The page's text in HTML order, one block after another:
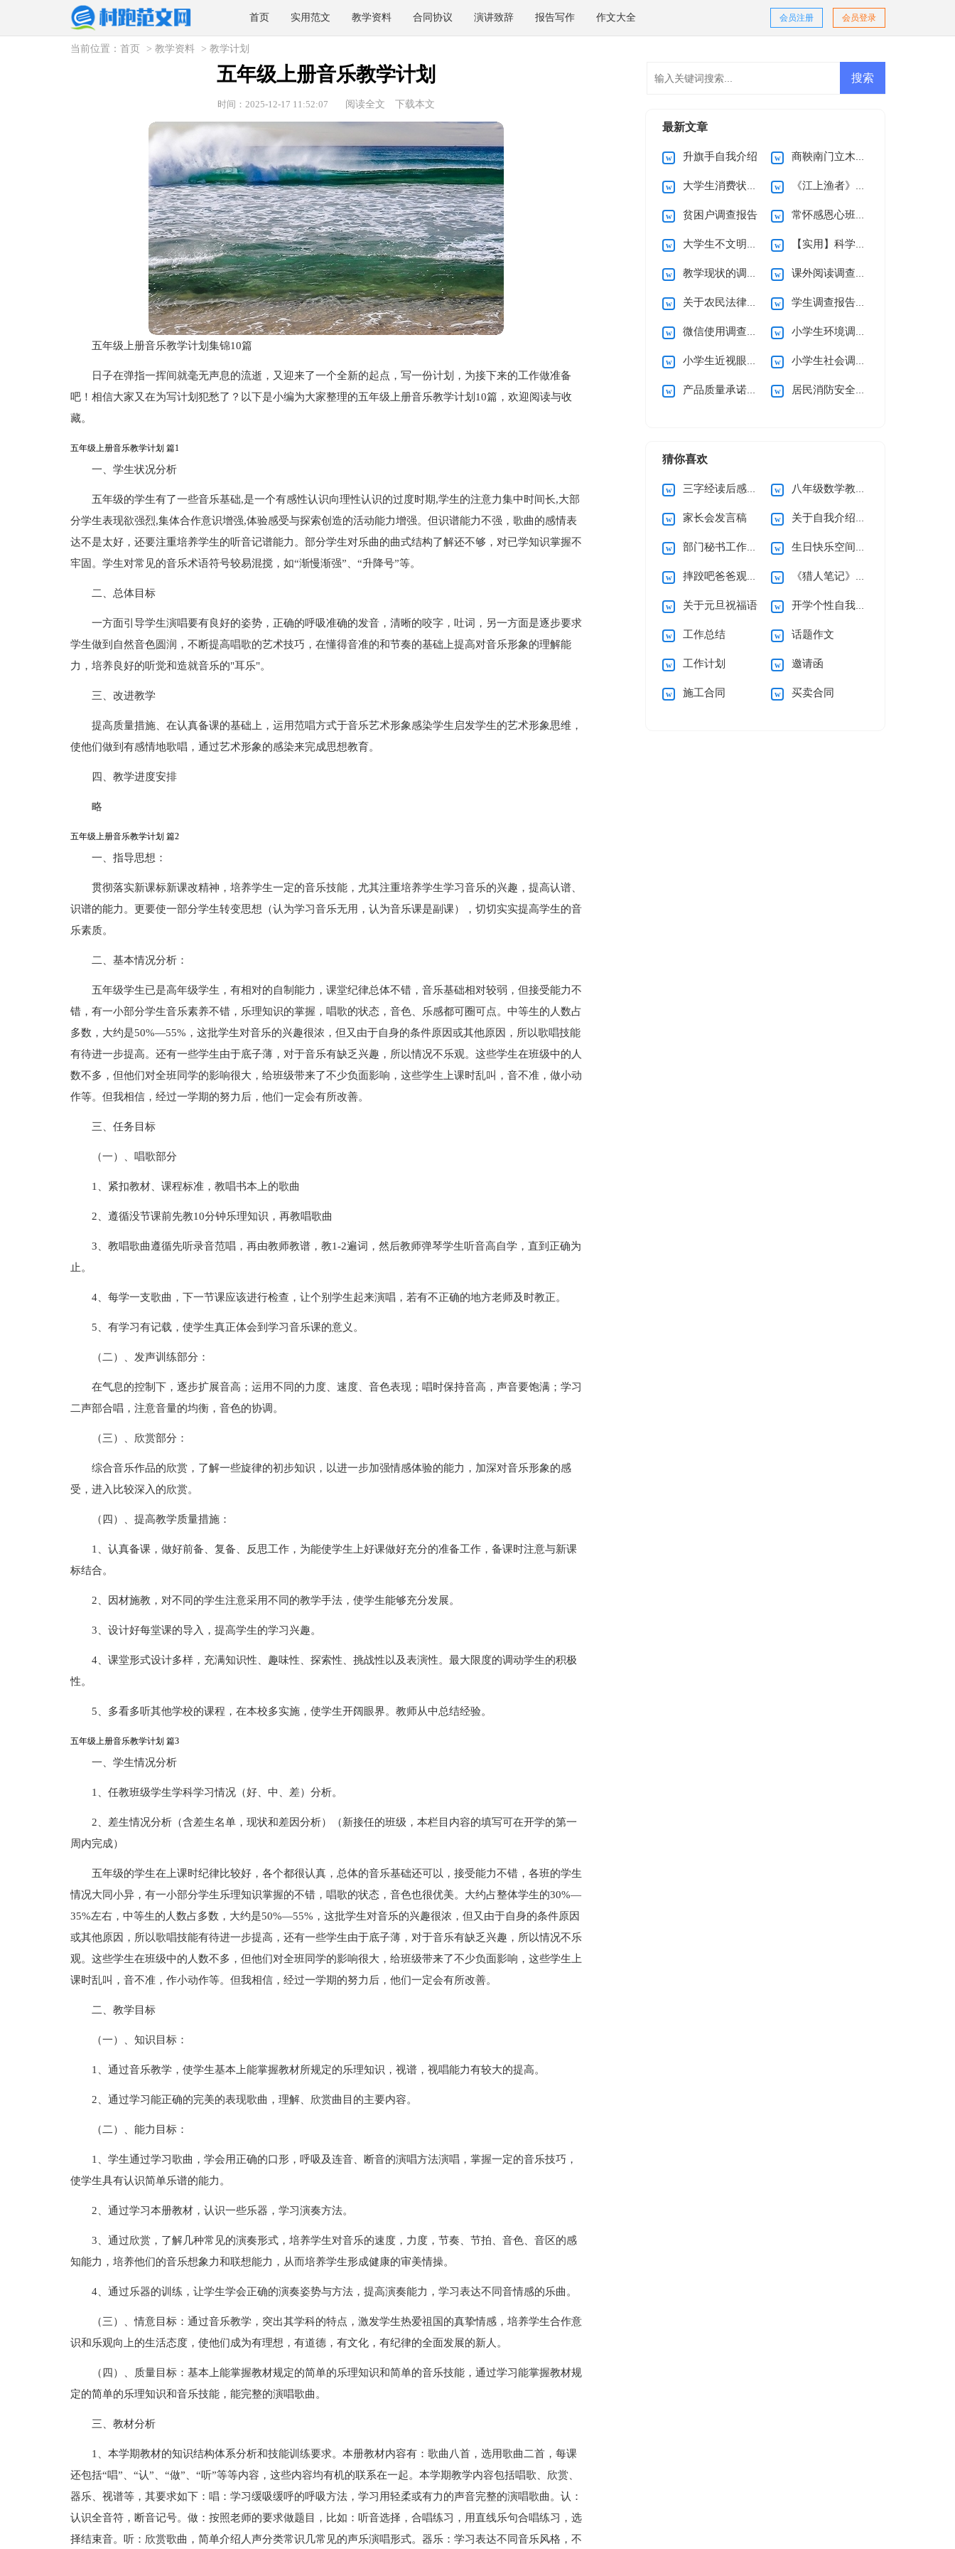
首页 实用范文 教学资料 合同协议 演讲致辞 报告写作 作文大全 会员登录
会员注册
当前位置： 首页 > 教学资料 > 教学计划
五年级上册音乐教学计划
时间：2025-12-17 11:52:07 阅读全文 下载本文
五年级上册音乐教学计划集锦10篇
日子在弹指一挥间就毫无声息的流逝，又迎来了一个全新的起点，写一份计划，为接下来的工作做准备
吧！相信大家又在为写计划犯愁了？以下是小编为大家整理的五年级上册音乐教学计划10篇，欢迎阅读与收
藏。
五年级上册音乐教学计划 篇1
一、学生状况分析
五年级的学生有了一些音乐基础,是一个有感性认识向理性认识的过度时期,学生的注意力集中时间长,大部
分学生表现欲强烈,集体合作意识增强,体验感受与探索创造的活动能力增强。但识谱能力不强，歌曲的感情表
达不是太好，还要注重培养学生的听音记谱能力。部分学生对乐曲的曲式结构了解还不够，对已学知识掌握不
牢固。学生对常见的音乐术语符号较易混搅，如“渐慢渐强”、“升降号”等。
二、总体目标
一方面引导学生演唱要有良好的姿势，正确的呼吸准确的发音，清晰的咬字，吐词，另一方面是逐步要求
学生做到自然音色圆润，不断提高唱歌的艺术技巧，在懂得音准的和节奏的基础上提高对音乐形象的理解能
力，培养良好的听觉和造就音乐的"耳乐"。
三、改进教学
提高质量措施、在认真备课的基础上，运用范唱方式于音乐艺术形象感染学生启发学生的艺术形象思维，
使他们做到有感情地歌唱，通过艺术形象的感染来完成思想教育。
四、教学进度安排
略
五年级上册音乐教学计划 篇2
一、指导思想：
贯彻落实新课标新课改精神，培养学生一定的音乐技能，尤其注重培养学生学习音乐的兴趣，提高认谱、
识谱的能力。更要使一部分学生转变思想（认为学习音乐无用，认为音乐课是副课），切切实实提高学生的音
乐素质。
二、基本情况分析：
五年级学生已是高年级学生，有相对的自制能力，课堂纪律总体不错，音乐基础相对较弱，但接受能力不
错，有一小部分学生音乐素养不错，乐理知识的掌握，唱歌的状态，音色、乐感都可圈可点。中等生的人数占
多数，大约是50%—55%，这批学生对音乐的兴趣很浓，但又由于自身的条件原因或其他原因，所以歌唱技能
有待进一步提高。还有一些学生由于底子薄，对于音乐有缺乏兴趣，所以情况不乐观。这些学生在班级中的人
数不多，但他们对全班同学的影响很大，给班级带来了不少负面影响，这些学生上课时乱叫，音不准，做小动
作等。但我相信，经过一学期的努力后，他们一定会有所改善。
三、任务目标
（一）、唱歌部分
1、紧扣教材、课程标准，教唱书本上的歌曲
2、遵循没节课前先教10分钟乐理知识，再教唱歌曲
3、教唱歌曲遵循先听录音范唱，再由教师教谱，教1-2遍词，然后教师弹琴学生听音高自学，直到正确为
止。
4、每学一支歌曲，下一节课应该进行检查，让个别学生起来演唱，若有不正确的地方老师及时教正。
5、有学习有记载，使学生真正体会到学习音乐课的意义。
（二）、发声训练部分：
在气息的控制下，逐步扩展音高；运用不同的力度、速度、音色表现；唱时保持音高，声音要饱满；学习
二声部合唱，注意音量的均衡，音色的协调。
（三）、欣赏部分：
综合音乐作品的欣赏，了解一些旋律的初步知识，以进一步加强情感体验的能力，加深对音乐形象的感
受，进入比较深入的欣赏。
（四）、提高教学质量措施：
1、认真备课，做好前备、复备、反思工作，为能使学生上好课做好充分的准备工作，备课时注意与新课
标结合。
2、因材施教，对不同的学生注意采用不同的教学手法，使学生能够充分发展。
3、设计好每堂课的导入，提高学生的学习兴趣。
4、课堂形式设计多样，充满知识性、趣味性、探索性、挑战性以及表演性。最大限度的调动学生的积极
性。
5、多看多听其他学校的课程，在本校多实施，使学生开阔眼界。教师从中总结经验。
五年级上册音乐教学计划 篇3
一、学生情况分析
1、任教班级学生学科学习情况（好、中、差）分析。
2、差生情况分析（含差生名单，现状和差因分析）（新接任的班级，本栏目内容的填写可在开学的第一
周内完成）
五年级的学生在上课时纪律比较好，各个都很认真，总体的音乐基础还可以，接受能力不错，各班的学生
情况大同小异，有一小部分学生乐理知识掌握的不错，唱歌的状态，音色也很优美。大约占整体学生的30%—
35%左右，中等生的人数占多数，大约是50%—55%，这批学生对音乐的兴趣很浓，但又由于自身的条件原因
或其他原因，所以歌唱技能有待进一步提高，还有一些学生由于底子薄，对于音乐有缺乏兴趣，所以情况不乐
观。这些学生在班级中的人数不多，但他们对全班同学的影响很大，给班级带来了不少负面影响，这些学生上
课时乱叫，音不准，作小动作等。但我相信，经过一学期的努力后，他们一定会有所改善。
二、教学目标
（一）、知识目标：
1、通过音乐教学，使学生基本上能掌握教材所规定的乐理知识，视谱，视唱能力有较大的提高。
2、通过学习能正确的完美的表现歌曲，理解、欣赏曲目的主要内容。
（二）、能力目标：
1、学生通过学习歌曲，学会用正确的口形，呼吸及连音、断音的演唱方法演唱，掌握一定的音乐技巧，
使学生具有认识简单乐谱的能力。
2、通过学习本册教材，认识一些乐器，学习演奏方法。
3、通过欣赏，了解几种常见的演奏形式，培养学生对音乐的速度，力度，节奏、节拍、音色、音区的感
知能力，培养他们的音乐想象力和联想能力，从而培养学生形成健康的审美情操。
4、通过乐器的训练，让学生学会正确的演奏姿势与方法，提高演奏能力，学习表达不同音情感的乐曲。
（三）、情意目标：通过音乐教学，突出其学科的特点，激发学生热爱祖国的真挚情感，培养学生合作意
识和乐观向上的生活态度，使他们成为有理想，有道德，有文化，有纪律的全面发展的新人。
（四）、质量目标：基本上能掌握教材规定的简单的乐理知识和简单的音乐技能，通过学习能掌握教材规
定的简单的乐理知识和音乐技能，能完整的演唱歌曲。
三、教材分析
1、本学期教材的知识结构体系分析和技能训练要求。本册教材内容有：歌曲八首，选用歌曲二首，每课
还包括“唱”、“认”、“做”、“听”等等内容，这些内容均有机的联系在一起。本学期教学内容包括唱歌、欣赏、
器乐、视谱等，其要求如下：唱：学习缓吸缓呼的呼吸方法，学习用轻柔或有力的声音完整的演唱歌曲。认：
认识全音符，断音记号。做：按照老师的要求做题目，比如：听音选择，合唱练习，用直线乐句合唱练习，选
择结束音。听：欣赏歌曲，简单介绍人声分类常识几常见的声乐演唱形式。器乐：学习表达不同音乐风格，不
最新文章
升旗手自我介绍 商鞅南门立木教案
大学生消费状况调查报告15篇 《江上渔者》教案
贫困户调查报告 常怀感恩心班会教案模板（通用26篇）
大学生不文明现象调查报告 【实用】科学活动教案模板九篇
教学现状的调查报告 课外阅读调查报告
关于农民法律意识的调查报告 学生调查报告集合15篇
微信使用调查报告 小学生环境调查报告(15篇)
小学生近视眼调查报告10篇 小学生社会调查报告
产品质量承诺书15篇 居民消防安全的承诺书
猜你喜欢
三字经读后感15篇 八年级数学教学工作总结
家长会发言稿 关于自我介绍(集合15篇)
部门秘书工作总结 生日快乐空间留言
摔跤吧爸爸观后感通用15篇 《猎人笔记》读后感
关于元旦祝福语 开学个性自我介绍
工作总结 话题作文
工作计划 邀请函
施工合同 买卖合同